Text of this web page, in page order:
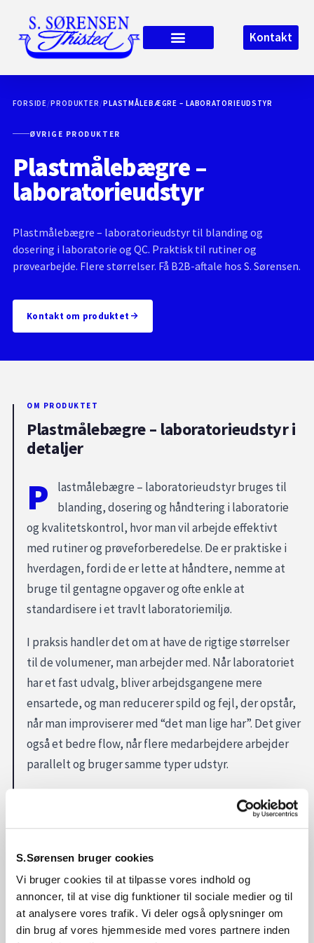
S.Sørensen bruger cookies
Vi bruger cookies til at tilpasse vores indhold og
annoncer, til at vise dig funktioner til sociale medier og til
at analysere vores trafik. Vi deler også oplysninger om
din brug af vores hjemmeside med vores partnere inden
Kontakt
FORSIDE/PRODUKTER /PLASTMÅLEBÆGRE – LABORATORIEUDSTYR
ØVRIGE PRODUKTER
Plastmålebægre –
laboratorieudstyr
Plastmålebægre – laboratorieudstyr til blanding og
dosering i laboratorie og QC. Praktisk til rutiner og
prøvearbejde. Flere størrelser. Få B2B-aftale hos S. Sørensen.
Kontakt om produktet
OM PRODUKTET
Plastmålebægre – laboratorieudstyr i
detaljer
P
lastmålebægre – laboratorieudstyr bruges til
blanding, dosering og håndtering i laboratorie
og kvalitetskontrol, hvor man vil arbejde effektivt
med rutiner og prøveforberedelse. De er praktiske i
hverdagen, fordi de er lette at håndtere, nemme at
bruge til gentagne opgaver og ofte enkle at
standardisere i et travlt laboratoriemiljø.
I praksis handler det om at have de rigtige størrelser
til de volumener, man arbejder med. Når laboratoriet
har et fast udvalg, bliver arbejdsgangene mere
ensartede, og man reducerer spild og fejl, der opstår,
når man improviserer med “det man lige har”. Det giver
også et bedre flow, når flere medarbejdere arbejder
parallelt og bruger samme typer udstyr.
Plastmålebægre indgår ofte som en forbrugsvare, hvor
tilgængelighed betyder meget. Når leverancen er
laboratoriet kan holde et stabilt tempo i daglige
rutiner.
Skal I bruge Plastmålebægre?